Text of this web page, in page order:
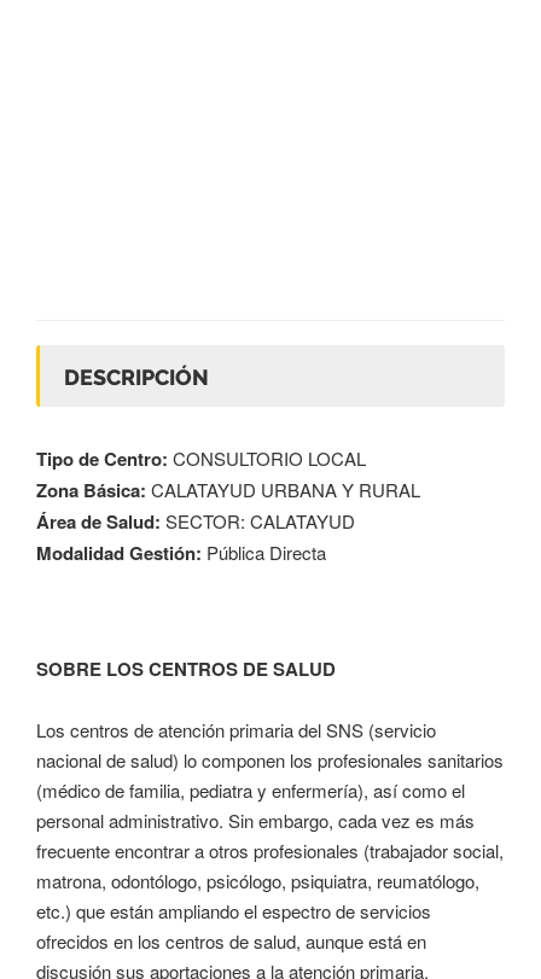
DESCRIPCIÓN
Tipo de Centro: CONSULTORIO LOCAL
Zona Básica: CALATAYUD URBANA Y RURAL
Área de Salud: SECTOR: CALATAYUD
Modalidad Gestión: Pública Directa
SOBRE LOS CENTROS DE SALUD
Los centros de atención primaria del SNS (servicio
nacional de salud) lo componen los profesionales sanitarios
(médico de familia, pediatra y enfermería), así como el
personal administrativo. Sin embargo, cada vez es más
frecuente encontrar a otros profesionales (trabajador social,
matrona, odontólogo, psicólogo, psiquiatra, reumatólogo,
etc.) que están ampliando el espectro de servicios
ofrecidos en los centros de salud, aunque está en
discusión sus aportaciones a la atención primaria.